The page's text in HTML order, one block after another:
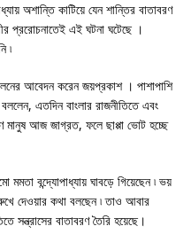
অশান্তি কাটিয়ে যেন শান্তির বাতাবরণ
প্ররোচনাতেই এই ঘটনা ঘটেছে ।
৷
আবেদন করেন জয়প্রকাশ । পাশাপাশি
এতদিন বাংলার রাজনীতিতে এবং
মানুষ আজ জাগ্রত, ফলে ছাপ্পা ভোট হচ্ছে
বন্দ্যোপাধ্যায় ঘাবড়ে গিয়েছেন ৷ ভয়
রুখে দেওয়ার কথা বলছেন ৷ তাও আবার
সন্ত্রাসের বাতাবরণ তৈরি হয়েছে।